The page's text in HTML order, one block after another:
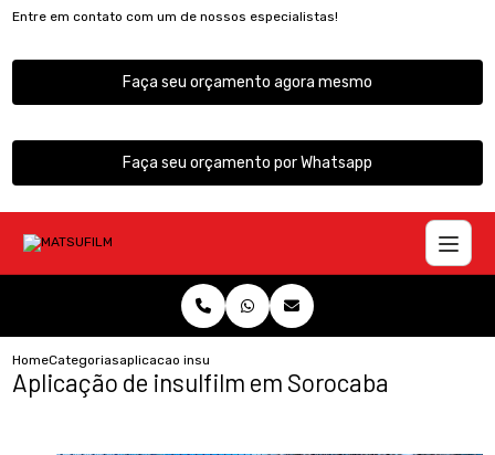
Entre em contato com um de nossos especialistas!
Faça seu orçamento agora mesmo
Faça seu orçamento por Whatsapp
HomeCategoriasaplicacao insulfilm sorocaba
Aplicação de insulfilm em Sorocaba